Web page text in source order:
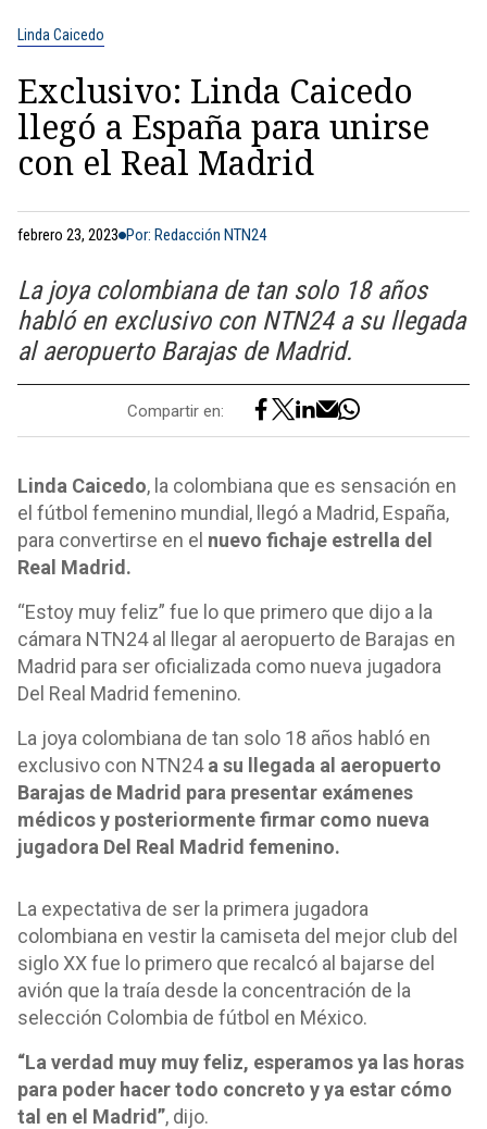
Linda Caicedo
Exclusivo: Linda Caicedo
llegó a España para unirse
con el Real Madrid
febrero 23, 2023 Por: Redacción NTN24
La joya colombiana de tan solo 18 años
habló en exclusivo con NTN24 a su llegada
al aeropuerto Barajas de Madrid.
Compartir en:
Linda Caicedo, la colombiana que es sensación en
el fútbol femenino mundial, llegó a Madrid, España,
para convertirse en el nuevo fichaje estrella del
Real Madrid.
“Estoy muy feliz” fue lo que primero que dijo a la
cámara NTN24 al llegar al aeropuerto de Barajas en
Madrid para ser oficializada como nueva jugadora
Del Real Madrid femenino.
La joya colombiana de tan solo 18 años habló en
exclusivo con NTN24a su llegada al aeropuerto
Barajas de Madrid para presentar exámenes
médicos y posteriormente firmar como nueva
jugadora Del Real Madrid femenino.
La expectativa de ser la primera jugadora
colombiana en vestir la camiseta del mejor club del
siglo XX fue lo primero que recalcó al bajarse del
avión que la traía desde la concentración de la
selección Colombia de fútbol en México.
“La verdad muy muy feliz, esperamos ya las horas
para poder hacer todo concreto y ya estar cómo
tal en el Madrid”, dijo.